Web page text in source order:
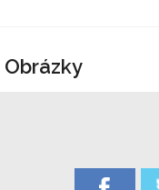
Obrázky